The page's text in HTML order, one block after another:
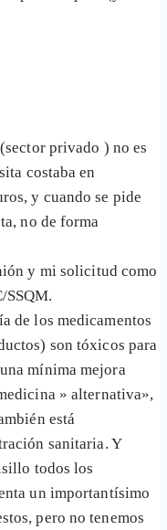
privado ) no es
costaba en
y cuando se pide
no de forma
y mi solicitud como
SSQM.
de los medicamentos
son tóxicos para
mínima mejora
» alternativa»,
está
sanitaria. Y
todos los
un importantísimo
pero no tenemos